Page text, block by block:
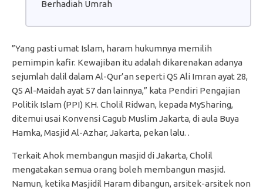
Berhadiah Umrah
”Yang pasti umat Islam, haram hukumnya memilih
pemimpin kafir. Kewajiban itu adalah dikarenakan adanya
sejumlah dalil dalam Al-Qur’an seperti QS Ali Imran ayat 28,
QS Al-Maidah ayat 57 dan lainnya,” kata Pendiri Pengajian
Politik Islam (PPI) KH. Cholil Ridwan, kepada MySharing,
ditemui usai Konvensi Cagub Muslim Jakarta, di aula Buya
Hamka, Masjid Al-Azhar, Jakarta, pekan lalu. .
Terkait Ahok membangun masjid di Jakarta, Cholil
mengatakan semua orang boleh membangun masjid.
Namun, ketika Masjidil Haram dibangun, arsitek-arsitek non